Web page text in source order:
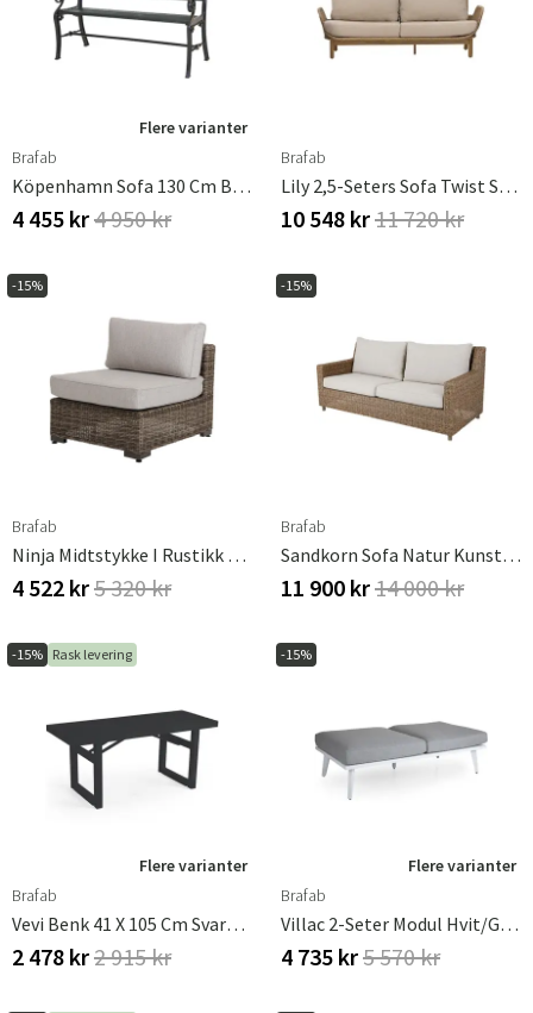
Flere varianter
Brafab
Köpenhamn Sofa 130 Cm Black / Black
4 455 kr4 950 kr
Brafab
Lily 2,5-Seters Sofa Twist Straw / Plush Wheat / Teak
10 548 kr11 720 kr
-15%
Brafab
Ninja Midtstykke I Rustikk Rotting Inkl. Vannavvisende Puter
4 522 kr5 320 kr
-15%
Brafab
Sandkorn Sofa Natur Kunstrotting Brafab
11 900 kr14 000 kr
-15% Rask levering
Flere varianter
Brafab
Vevi Benk 41 X 105 Cm Svart Brafab
2 478 kr2 915 kr
-15%
Flere varianter
Brafab
Villac 2-Seter Modul Hvit/grå Brafab
4 735 kr5 570 kr